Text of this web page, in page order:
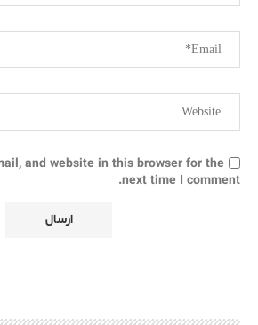
and website in this browser for the
next time I comment.